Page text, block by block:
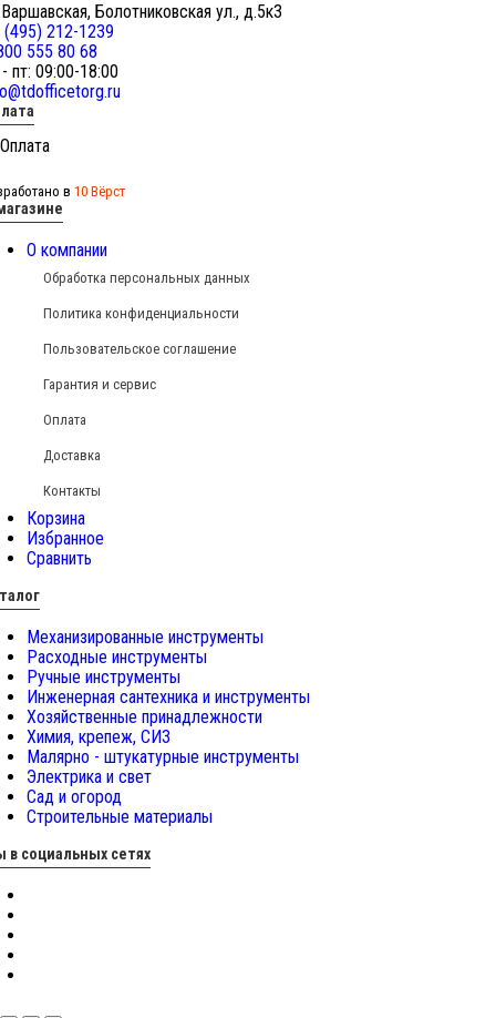
Болотниковская ул., д.5к3
(495) 212-1239
555 80 68
пт: 09:00-18:00
в 10 Вёрст
О компании
Обработка персональных данных
Политика конфиденциальности
Пользовательское соглашение
Гарантия и сервис
Оплата
Доставка
Контакты
Корзина
Избранное
Сравнить
Механизированные инструменты
Расходные инструменты
Ручные инструменты
Инженерная сантехника и инструменты
Хозяйственные принадлежности
Химия, крепеж, СИЗ
Малярно - штукатурные инструменты
Электрика и свет
Сад и огород
Строительные материалы
в социальных сетях